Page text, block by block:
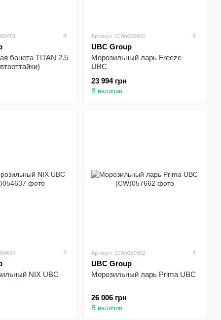
4
бонета TITAN 2.5
Артикул: (CW)055452 4
UBC Group
Морозильный ларь Freeze
UBC
23 994 грн
В наличии
4
NIX UBC
Артикул: (CW)057662 4
UBC Group
Морозильный ларь Prima UBC
26 006 грн
В наличии